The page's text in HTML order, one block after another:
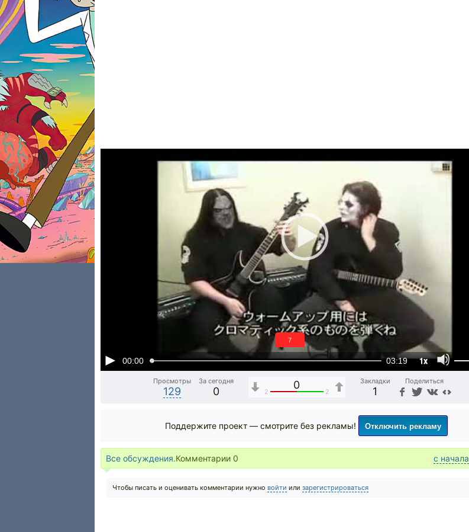
00:00 03:19 1x
6
Просмотры
129
За сегодня
0
0
2 2
Закладки
1
Поделиться
Поддержите проект — смотрите без рекламы! Отключить рекламу
Все обсуждения.Комментарии 0 с начала
Чтобы писать и оценивать комментарии нужно войти или зарегистрироваться